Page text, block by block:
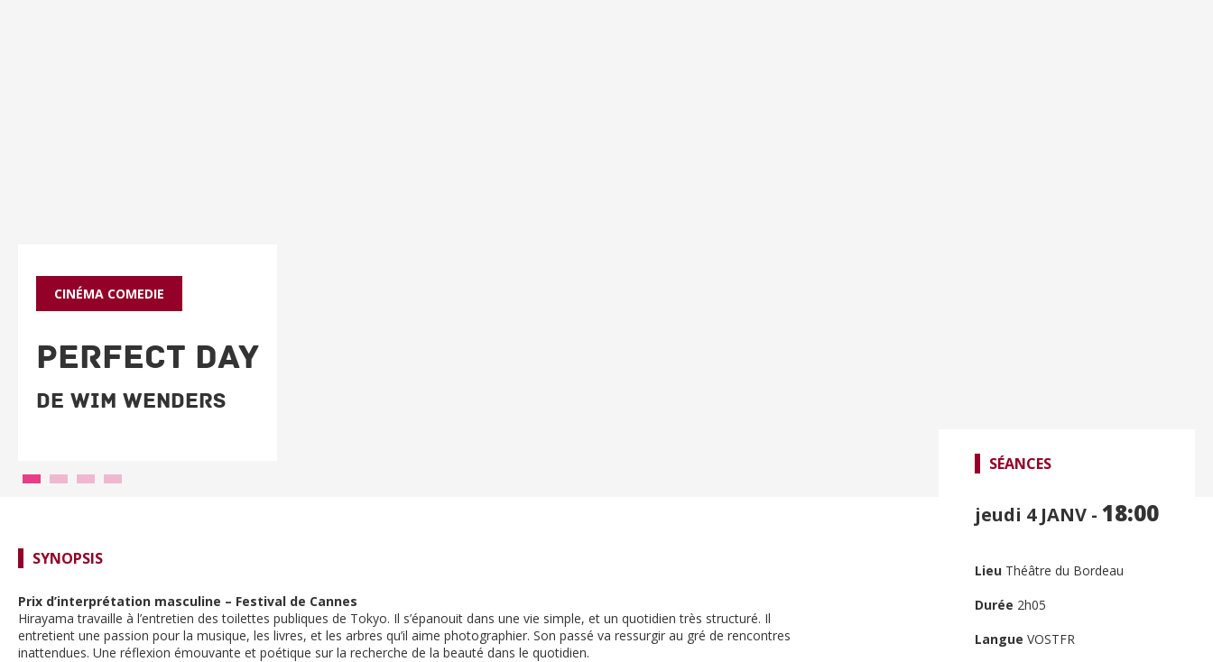
CINÉMA COMEDIE
PERFECT DAY
De Wim Wenders
SÉANCES
jeudi 4 JANV - 18:00
Lieu Théâtre du Bordeau
Durée 2h05
Langue VOSTFR
SYNOPSIS
Prix d’interprétation masculine – Festival de Cannes
Hirayama travaille à l’entretien des toilettes publiques de Tokyo. Il s’épanouit dans une vie simple, et un quotidien très structuré. Il
entretient une passion pour la musique, les livres, et les arbres qu’il aime photographier. Son passé va ressurgir au gré de rencontres
inattendues. Une réflexion émouvante et poétique sur la recherche de la beauté dans le quotidien.